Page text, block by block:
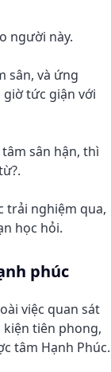
người này.
sân, và ứng
tức giận với
sân hận, thì
trải nghiệm qua,
học hỏi.
phúc
việc quan sát
tiên phong,
tâm Hạnh Phúc.